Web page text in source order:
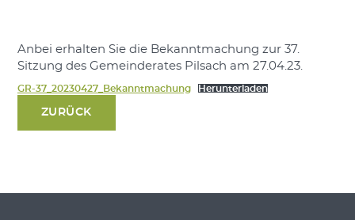
Anbei erhalten Sie die Bekanntmachung zur 37.
Sitzung des Gemeinderates Pilsach am 27.04.23.
GR-37_20230427_Bekanntmachung Herunterladen
ZURÜCK